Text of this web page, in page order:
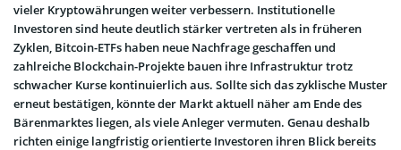
vieler Kryptowährungen weiter verbessern. Institutionelle
Investoren sind heute deutlich stärker vertreten als in früheren
Zyklen, Bitcoin-ETFs haben neue Nachfrage geschaffen und
zahlreiche Blockchain-Projekte bauen ihre Infrastruktur trotz
schwacher Kurse kontinuierlich aus. Sollte sich das zyklische Muster
erneut bestätigen, könnte der Markt aktuell näher am Ende des
Bärenmarktes liegen, als viele Anleger vermuten. Genau deshalb
richten einige langfristig orientierte Investoren ihren Blick bereits